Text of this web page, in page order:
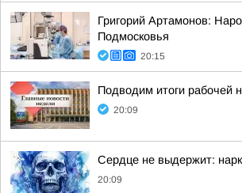
Григорий Артамонов:
Подмосковья
20:15
Подводим итоги рабочей
20:09
Сердце не выдержит:
20:09